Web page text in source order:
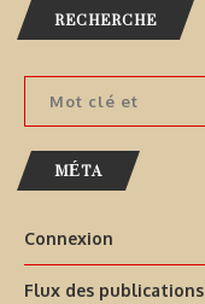
RECHERCHE
MÉTA
Connexion
Flux des publications